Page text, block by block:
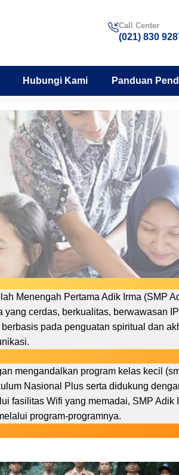
Call Center
(021) 830
Hubungi Kami Panduan
Menengah Pertama Adik Irma (SMP
yang cerdas, berkualitas, berwawasan
pada penguatan spiritual dan
mengandalkan program kelas kecil
Nasional Plus serta didukung
fasilitas Wifi yang memadai, SMP
program-programnya.